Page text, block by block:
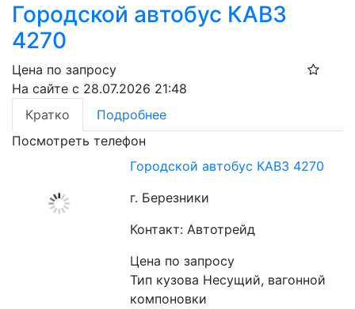
Городской автобус КАВЗ
4270
Цена по запросу
На сайте с 28.07.2026 21:48
Кратко
Подробнее
Посмотреть телефон
Городской автобус КАВЗ 4270
г. Березники
Контакт: Автотрейд
Цена по запросу
Тип кузова Несущий, вагонной
компоновки